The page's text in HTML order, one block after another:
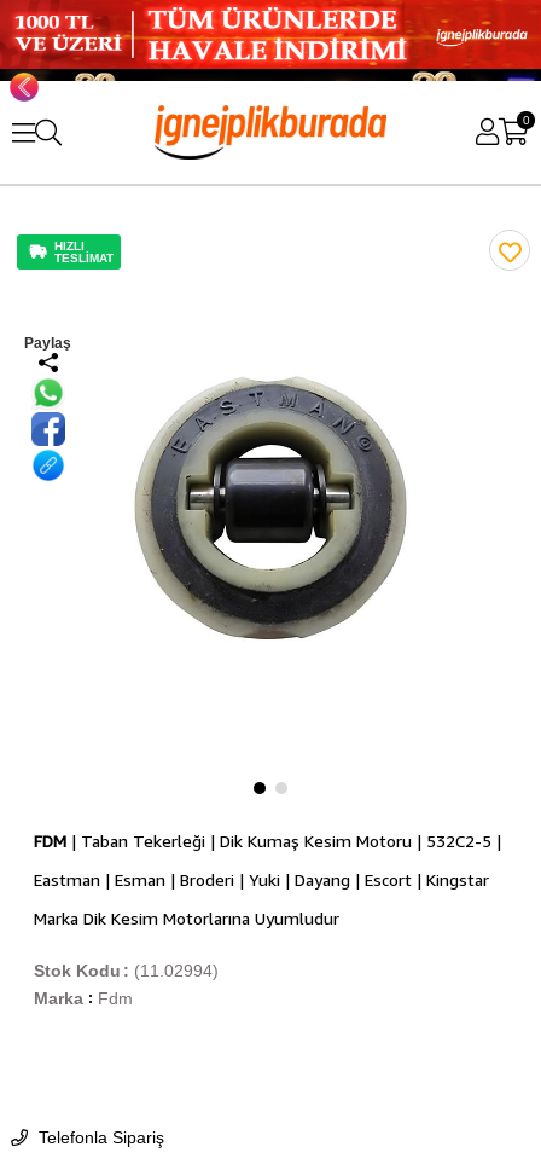
0
HIZLI
TESLİMAT
Paylaş
FDM| Taban Tekerleği | Dik Kumaş Kesim Motoru | 532C2-5 |
Eastman | Esman | Broderi | Yuki | Dayang | Escort | Kingstar
Marka Dik Kesim Motorlarına Uyumludur
(11.02994)
Stok Kodu
Marka : Fdm
Telefonla Sipariş